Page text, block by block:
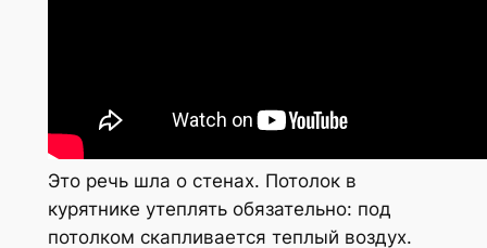
Это речь шла о стенах. Потолок в
курятнике утеплять обязательно: под
потолком скапливается теплый воздух.